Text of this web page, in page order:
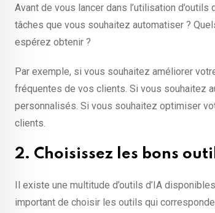
Avant de vous lancer dans l’utilisation
tâches que vous souhaitez automatiser ?
espérez obtenir ?
Par exemple, si vous souhaitez améliorer
fréquentes de vos clients. Si vous souhaitez
personnalisés. Si vous souhaitez optimiser
clients.
2. Choisissez les bons
Il existe une multitude d’outils d’IA
important de choisir les outils qui